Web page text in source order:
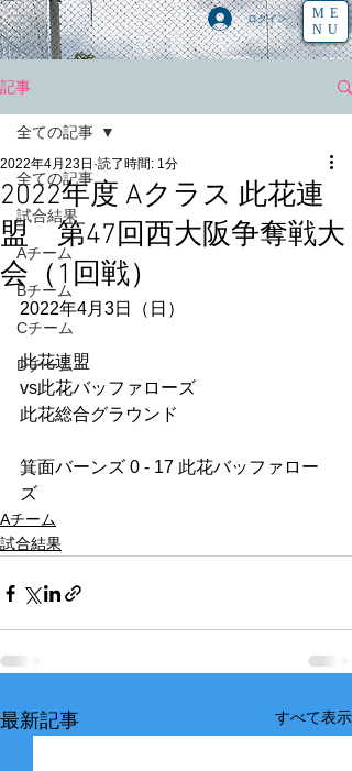
ログイン
ME
NU
記事
全ての記事
試合結果
Aチーム
Bチーム
Cチーム
Dチーム
全ての記事
2022年度 Aクラス 此花連
盟 第47回西大阪争奪戦大
会（1回戦）
2022年4月23日 読了時間: 1分
2022年4月3日（日）
此花連盟
vs此花バッファローズ
此花総合グラウンド
箕面バーンズ 0 - 17 此花バッファロー
ズ
Aチーム
試合結果
最新記事 すべて表示